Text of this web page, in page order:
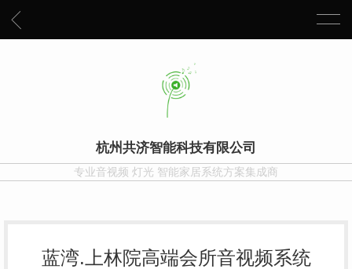
杭州共济智能科技有限公司
专业音视频 灯光 智能家居系统方案集成商
蓝湾.上林院高端会所音视频系统